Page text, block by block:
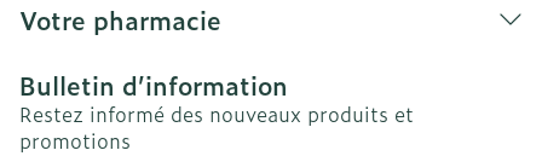
Votre pharmacie
Bulletin d’information
Restez informé des nouveaux produits et
promotions